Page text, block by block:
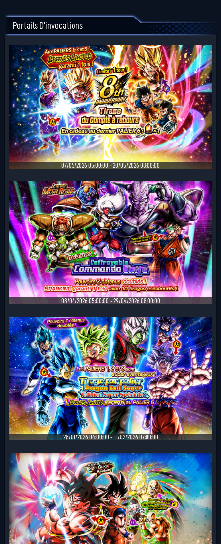
Portails D'invocations
07/05/2026 05:00:00 ~ 20/05/2026 08:00:00
08/04/2026 05:00:00 ~ 29/04/2026 08:00:00
28/01/2026 04:00:00 ~ 11/02/2026 07:00:00